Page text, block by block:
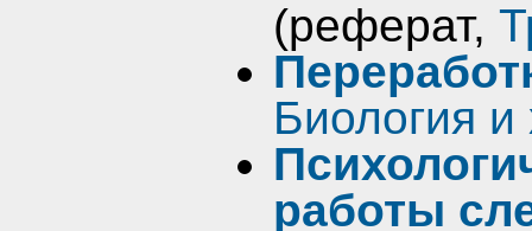
(реферат,
Биология
работы